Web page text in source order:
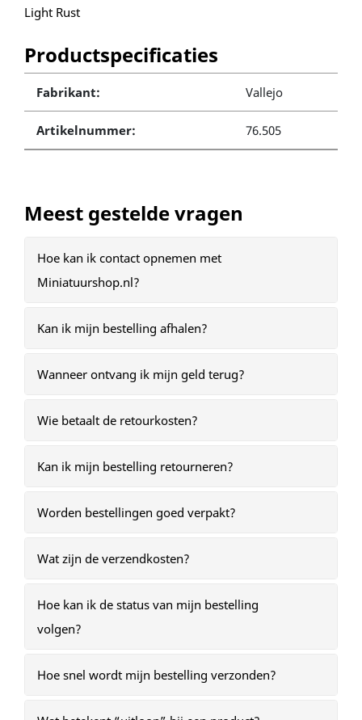
Light Rust
Productspecificaties
Fabrikant: Vallejo
Artikelnummer: 76.505
Meest gestelde vragen
Hoe kan ik contact opnemen met
Miniatuurshop.nl?
Kan ik mijn bestelling afhalen?
Wanneer ontvang ik mijn geld terug?
Wie betaalt de retourkosten?
Kan ik mijn bestelling retourneren?
Worden bestellingen goed verpakt?
Wat zijn de verzendkosten?
Hoe kan ik de status van mijn bestelling
volgen?
Hoe snel wordt mijn bestelling verzonden?